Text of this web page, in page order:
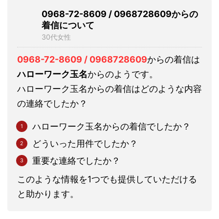
0968-72-8609 / 0968728609からの
着信について
30代女性
0968-72-8609 / 0968728609からの着信は
ハローワーク玉名からのようです。
ハローワーク玉名からの着信はどのような内容
の連絡でしたか？
ハローワーク玉名からの着信でしたか？
どういった用件でしたか？
重要な連絡でしたか？
このような情報を1つでも提供していただける
と助かります。